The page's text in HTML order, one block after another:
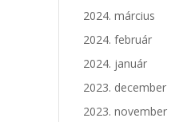
2024. március
2024. február
2024. január
2023. december
2023. november